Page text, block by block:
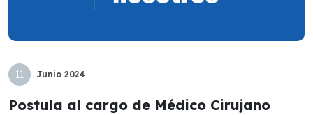
11 Junio 2024
Postula al cargo de Médico Cirujano